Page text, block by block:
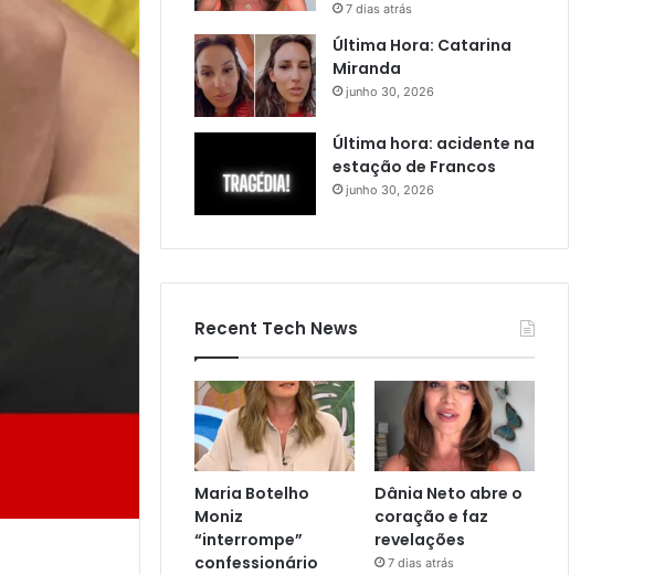
7 dias atrás
Última Hora: Catarina
Miranda
junho 30, 2026
Última hora: acidente na
estação de Francos
junho 30, 2026
Recent Tech News
Maria Botelho
Moniz
“interrompe”
confessionário
Dânia Neto abre o
coração e faz
revelações
7 dias atrás